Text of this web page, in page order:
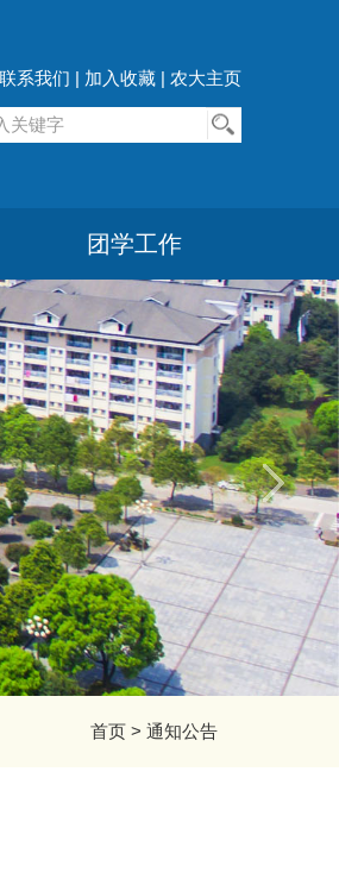
联系我们 | 加入收藏 | 农大主页
团学工作
首页 > 通知公告